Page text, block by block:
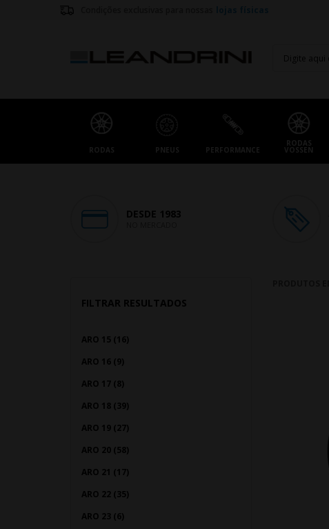
RODAS PNEUS PERFORMANCE
RODAS
VOSSEN
DESDE 1983
FILTRAR RESULTADOS
ARO 15 (16)
ARO 16 (9)
ARO 17 (8)
ARO 18 (39)
ARO 19 (27)
ARO 20 (58)
ARO 21 (17)
ARO 22 (35)
ARO 23 (6)